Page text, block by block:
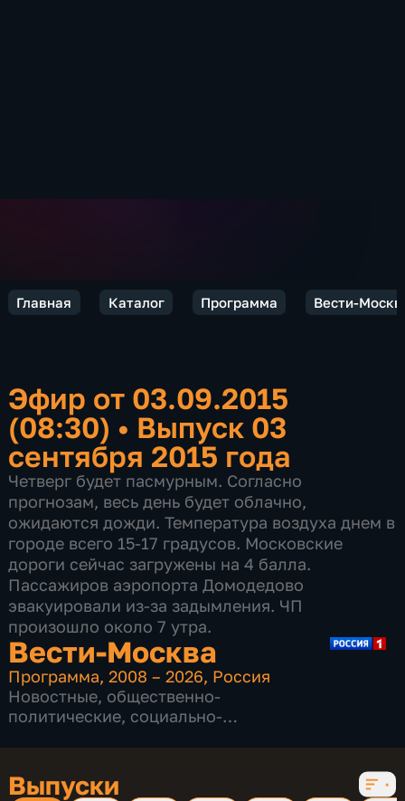
Главная Каталог Программа Вести-
Эфир от 03.09.2015
(08:30) • Выпуск 03
сентября 2015 года
Четверг будет пасмурным. Согласно
прогнозам, весь день будет облачно,
ожидаются дожди. Температура воздуха днем в
городе всего 15-17 градусов. Московские
дороги сейчас загружены на 4 балла.
Пассажиров аэропорта Домодедово
эвакуировали из-за задымления. ЧП
произошло около 7 утра.
Вести-Москва
Программа,2008 – 2026, Россия
Новостные, общественно-
политические, социально-
Выпуски